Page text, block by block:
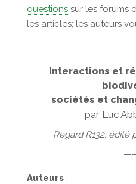
questionssur les forums
les articles; les auteurs
Interactions et
sociétés et
par Luc
Regard R132, édité
Auteurs: